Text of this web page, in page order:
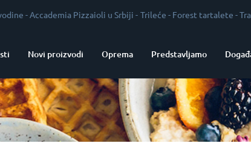
Pizzaioli u Srbiji- Trileće-Forest tartalete- Tradicija kao
Novi proizvodi Oprema Predstavljamo